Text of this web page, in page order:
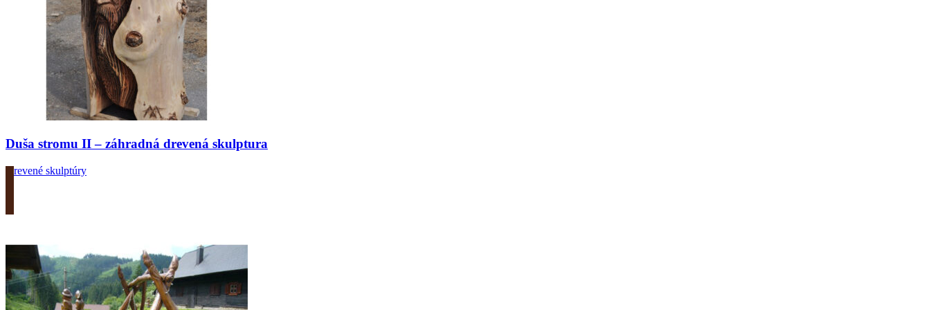
Duša stromu II – záhradná drevená skulptura
Drevené skulptúry